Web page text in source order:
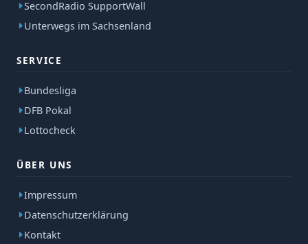
SecondRadio SupportWall
Unterwegs im Sachsenland
SERVICE
Bundesliga
DFB Pokal
Lottocheck
ÜBER UNS
Impressum
Datenschutzerklärung
Kontakt